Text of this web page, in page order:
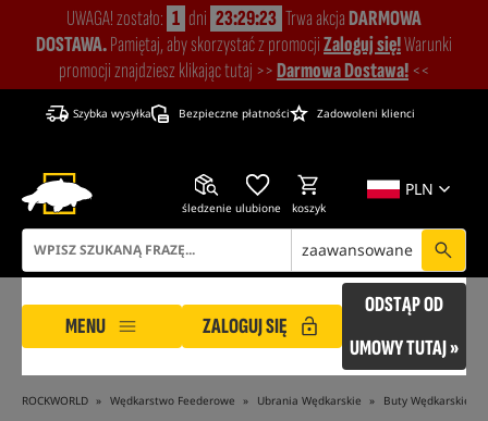
UWAGA! zostało: 1 dni 23:29:22 Trwa akcjaDARMOWA
DOSTAWA.Pamiętaj, aby skorzystać z promocjiZaloguj się!Warunki
promocji znajdziesz klikając tutaj >>Darmowa Dostawa! <<
Szybka wysyłka Bezpieczne płatności Zadowoleni klienci
PLN
śledzenie ulubione koszyk
zaawansowane
MENU ZALOGUJ SIĘ
ODSTĄP OD
UMOWY TUTAJ »
ROCKWORLD Wędkarstwo Feederowe Ubrania Wędkarskie Buty Wędkarskie